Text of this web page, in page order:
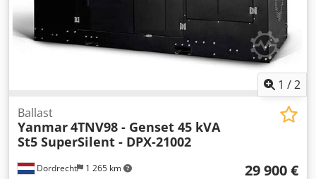
1 /2
Dordrecht 1 265 km
Ballast
Yanmar4TNV98 - Genset 45 kVA
St5 SuperSilent - DPX-21002
29 900 €